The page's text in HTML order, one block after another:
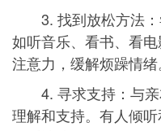
3. 找到放松方法：
如听音乐、看书、看
注意力，缓解烦躁情绪。
4. 寻求支持：与亲
理解和支持。有人倾